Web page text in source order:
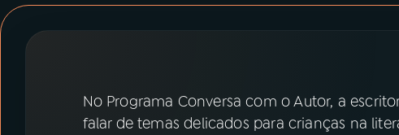
ACOMPANHE A RÁDIO MEC
Instagram X
No Programa Conversa com o Autor, a
falar de temas delicados para crianças na